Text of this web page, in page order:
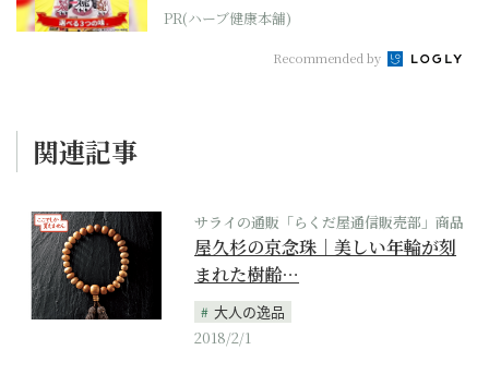
PR(ハーブ健康本舗)
Recommended by
関連記事
サライの通販「らくだ屋通信販売部」商品
屋久杉の京念珠｜美しい年輪が刻
まれた樹齢…
大人の逸品
2018/2/1